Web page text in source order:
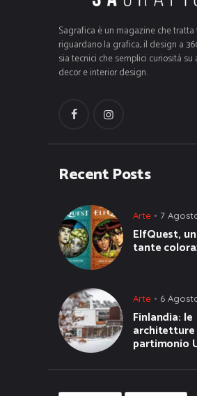
Sagrafica è un magazine che
riguardano la grafica, il design a
sia tecnici che semplici curiosità su
decor e interior design.
Recent Posts
Arte 7
ElfQuest,
tante
Arte 6
Finlandia: le
partimonio